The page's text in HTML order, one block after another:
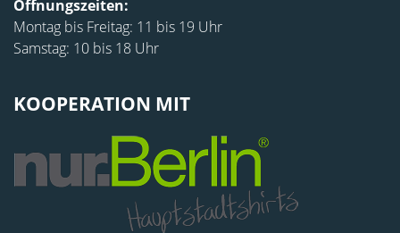
Öffnungszeiten:
Montag bis Freitag: 11 bis 19 Uhr
Samstag: 10 bis 18 Uhr
KOOPERATION MIT